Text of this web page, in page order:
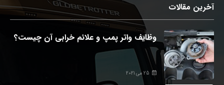
آخرین مقالات
وظایف واتر پمپ و علائم خرابی آن چیست؟
25 می 2021